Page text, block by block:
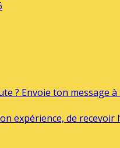
? Envoie ton message à
expérience, de recevoir